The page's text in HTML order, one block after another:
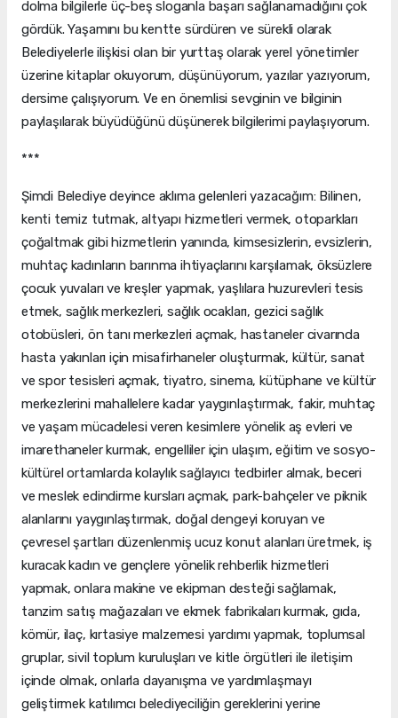
dolma bilgilerle üç-beş sloganla başarı sağlanamadığını çok
gördük. Yaşamını bu kentte sürdüren ve sürekli olarak
Belediyelerle ilişkisi olan bir yurttaş olarak yerel yönetimler
üzerine kitaplar okuyorum, düşünüyorum, yazılar yazıyorum,
dersime çalışıyorum. Ve en önemlisi sevginin ve bilginin
paylaşılarak büyüdüğünü düşünerek bilgilerimi paylaşıyorum.
***
Şimdi Belediye deyince aklıma gelenleri yazacağım: Bilinen,
kenti temiz tutmak, altyapı hizmetleri vermek, otoparkları
çoğaltmak gibi hizmetlerin yanında, kimsesizlerin, evsizlerin,
muhtaç kadınların barınma ihtiyaçlarını karşılamak, öksüzlere
çocuk yuvaları ve kreşler yapmak, yaşlılara huzurevleri tesis
etmek, sağlık merkezleri, sağlık ocakları, gezici sağlık
otobüsleri, ön tanı merkezleri açmak, hastaneler civarında
hasta yakınları için misafirhaneler oluşturmak, kültür, sanat
ve spor tesisleri açmak, tiyatro, sinema, kütüphane ve kültür
merkezlerini mahallelere kadar yaygınlaştırmak, fakir, muhtaç
ve yaşam mücadelesi veren kesimlere yönelik aş evleri ve
imarethaneler kurmak, engelliler için ulaşım, eğitim ve sosyo-
kültürel ortamlarda kolaylık sağlayıcı tedbirler almak, beceri
ve meslek edindirme kursları açmak, park-bahçeler ve piknik
alanlarını yaygınlaştırmak, doğal dengeyi koruyan ve
çevresel şartları düzenlenmiş ucuz konut alanları üretmek, iş
kuracak kadın ve gençlere yönelik rehberlik hizmetleri
yapmak, onlara makine ve ekipman desteği sağlamak,
tanzim satış mağazaları ve ekmek fabrikaları kurmak, gıda,
kömür, ilaç, kırtasiye malzemesi yardımı yapmak, toplumsal
gruplar, sivil toplum kuruluşları ve kitle örgütleri ile iletişim
içinde olmak, onlarla dayanışma ve yardımlaşmayı
geliştirmek katılımcı belediyeciliğin gereklerini yerine